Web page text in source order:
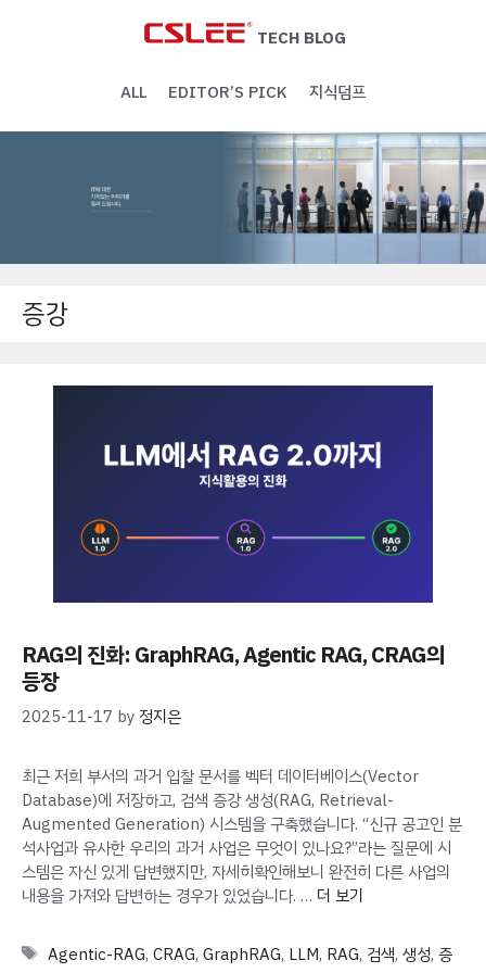
TECH BLOG
ALL EDITOR’S PICK 지식덤프
증강
RAG의 진화: GraphRAG, Agentic RAG, CRAG의
등장
2025-11-17 by 정지은
최근 저희 부서의 과거 입찰 문서를 벡터 데이터베이스(Vector
Database)에 저장하고, 검색 증강 생성(RAG, Retrieval-
Augmented Generation) 시스템을 구축했습니다. “신규 공고인 분
석사업과 유사한 우리의 과거 사업은 무엇이 있나요?”라는 질문에 시
스템은 자신 있게 답변했지만, 자세히확인해보니 완전히 다른 사업의
내용을 가져와 답변하는 경우가 있었습니다. … 더 보기
Tags
Agentic-RAG, CRAG, GraphRAG, LLM, RAG, 검색, 생성, 증